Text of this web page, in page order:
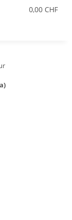
0,00 CHF